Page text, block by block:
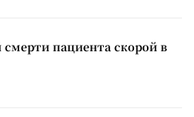
пациента скорой в